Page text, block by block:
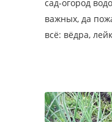
сад-огород
важных, да
всё: вёдра,